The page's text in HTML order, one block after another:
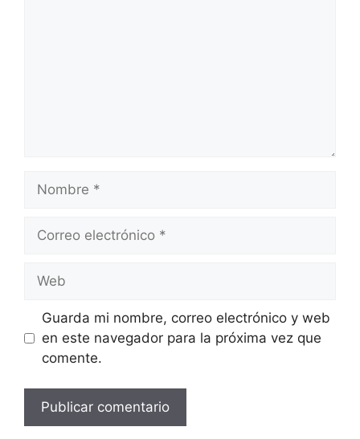
electrónico
Guarda mi nombre, correo electrónico y web
en este navegador para la próxima vez que
comente.